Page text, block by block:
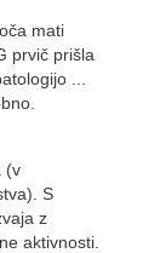
mati
prvič prišla
...
(v
S
z
aktivnosti.